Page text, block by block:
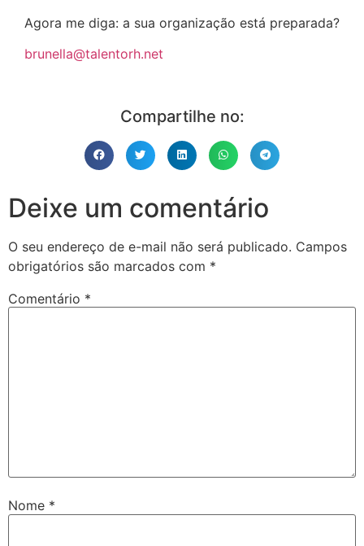
Agora me diga: a sua organização está preparada?
brunella@talentorh.net
Compartilhe no:
Deixe um comentário
O seu endereço de e-mail não será publicado. Campos
obrigatórios são marcados com *
Comentário *
Nome *